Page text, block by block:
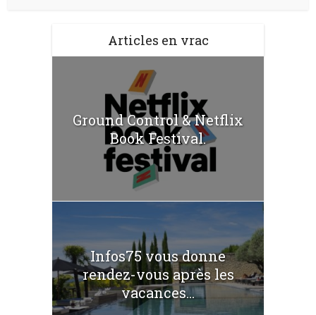
Articles en vrac
Ground Control & Netflix
Book Festival.
Infos75 vous donne
rendez-vous après les
vacances...